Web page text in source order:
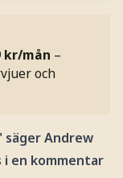
kr/mån –
och
säger Andrew
i en kommentar